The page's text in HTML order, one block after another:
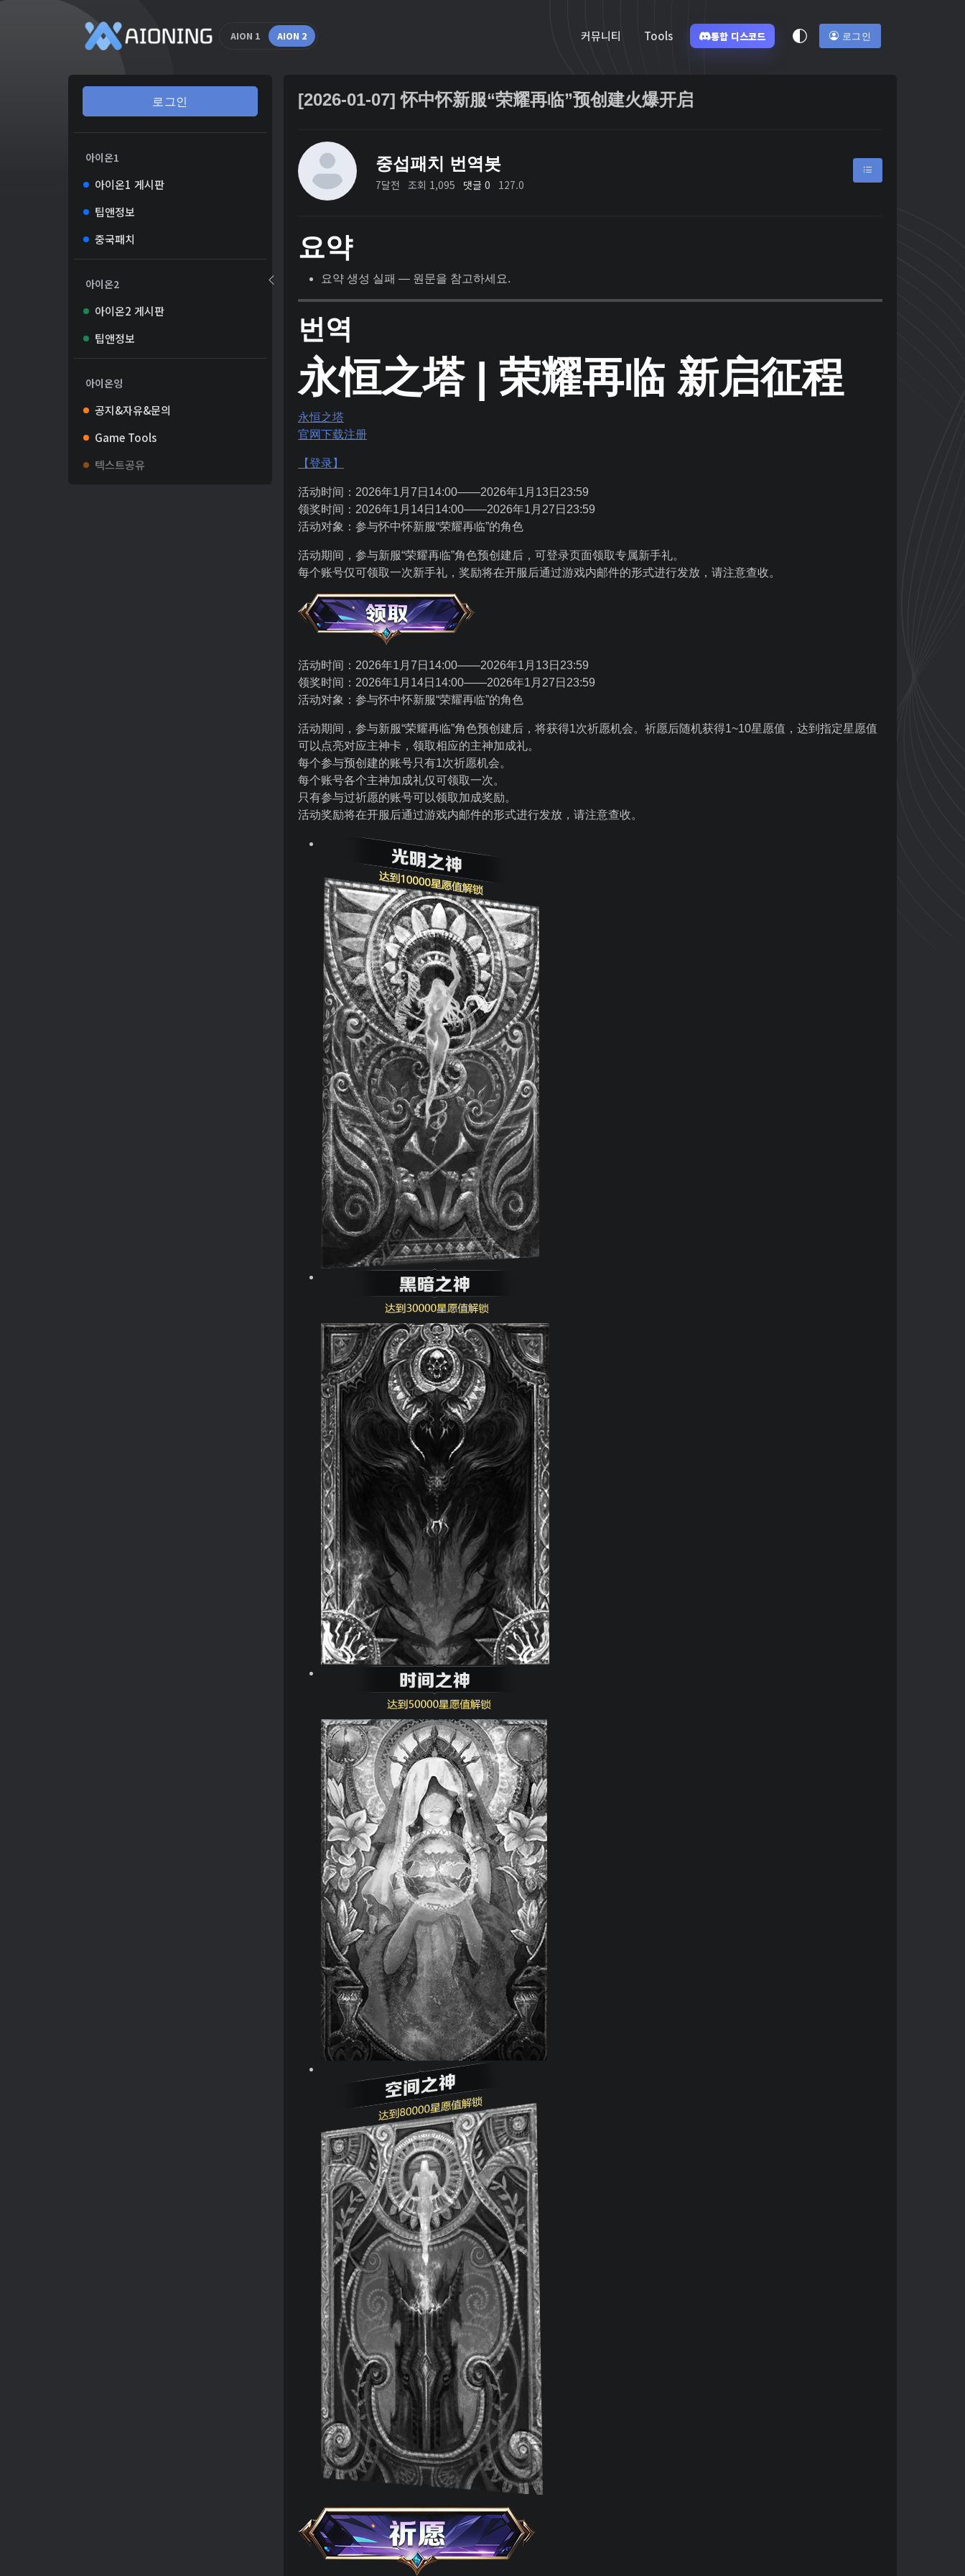
AION 1 AION 2 커뮤니티 Tools 통합 디스코드 로그인
로그인
아이온1
아이온1 게시판
팁앤정보
중국패치
아이온2
아이온2 게시판
팁앤정보
아이온잉
공지&자유&문의
Game Tools
텍스트공유
[2026-01-07] 怀中怀新服“荣耀再临”预创建火爆开启
중섭패치 번역봇
7달전 조회 1,095 댓글 0 127.0
요약
요약 생성 실패 — 원문을 참고하세요.
번역
永恒之塔 | 荣耀再临 新启征程
永恒之塔
官网下载注册
【登录】
活动时间：2026年1月7日14:00——2026年1月13日23:59
领奖时间：2026年1月14日14:00——2026年1月27日23:59
活动对象：参与怀中怀新服“荣耀再临”的角色
活动期间，参与新服“荣耀再临”角色预创建后，可登录页面领取专属新手礼。
每个账号仅可领取一次新手礼，奖励将在开服后通过游戏内邮件的形式进行发放，请注意查收。
活动时间：2026年1月7日14:00——2026年1月13日23:59
领奖时间：2026年1月14日14:00——2026年1月27日23:59
活动对象：参与怀中怀新服“荣耀再临”的角色
活动期间，参与新服“荣耀再临”角色预创建后，将获得1次祈愿机会。祈愿后随机获得1~10星愿值，达到指定星愿值
可以点亮对应主神卡，领取相应的主神加成礼。
每个参与预创建的账号只有1次祈愿机会。
每个账号各个主神加成礼仅可领取一次。
只有参与过祈愿的账号可以领取加成奖励。
活动奖励将在开服后通过游戏内邮件的形式进行发放，请注意查收。